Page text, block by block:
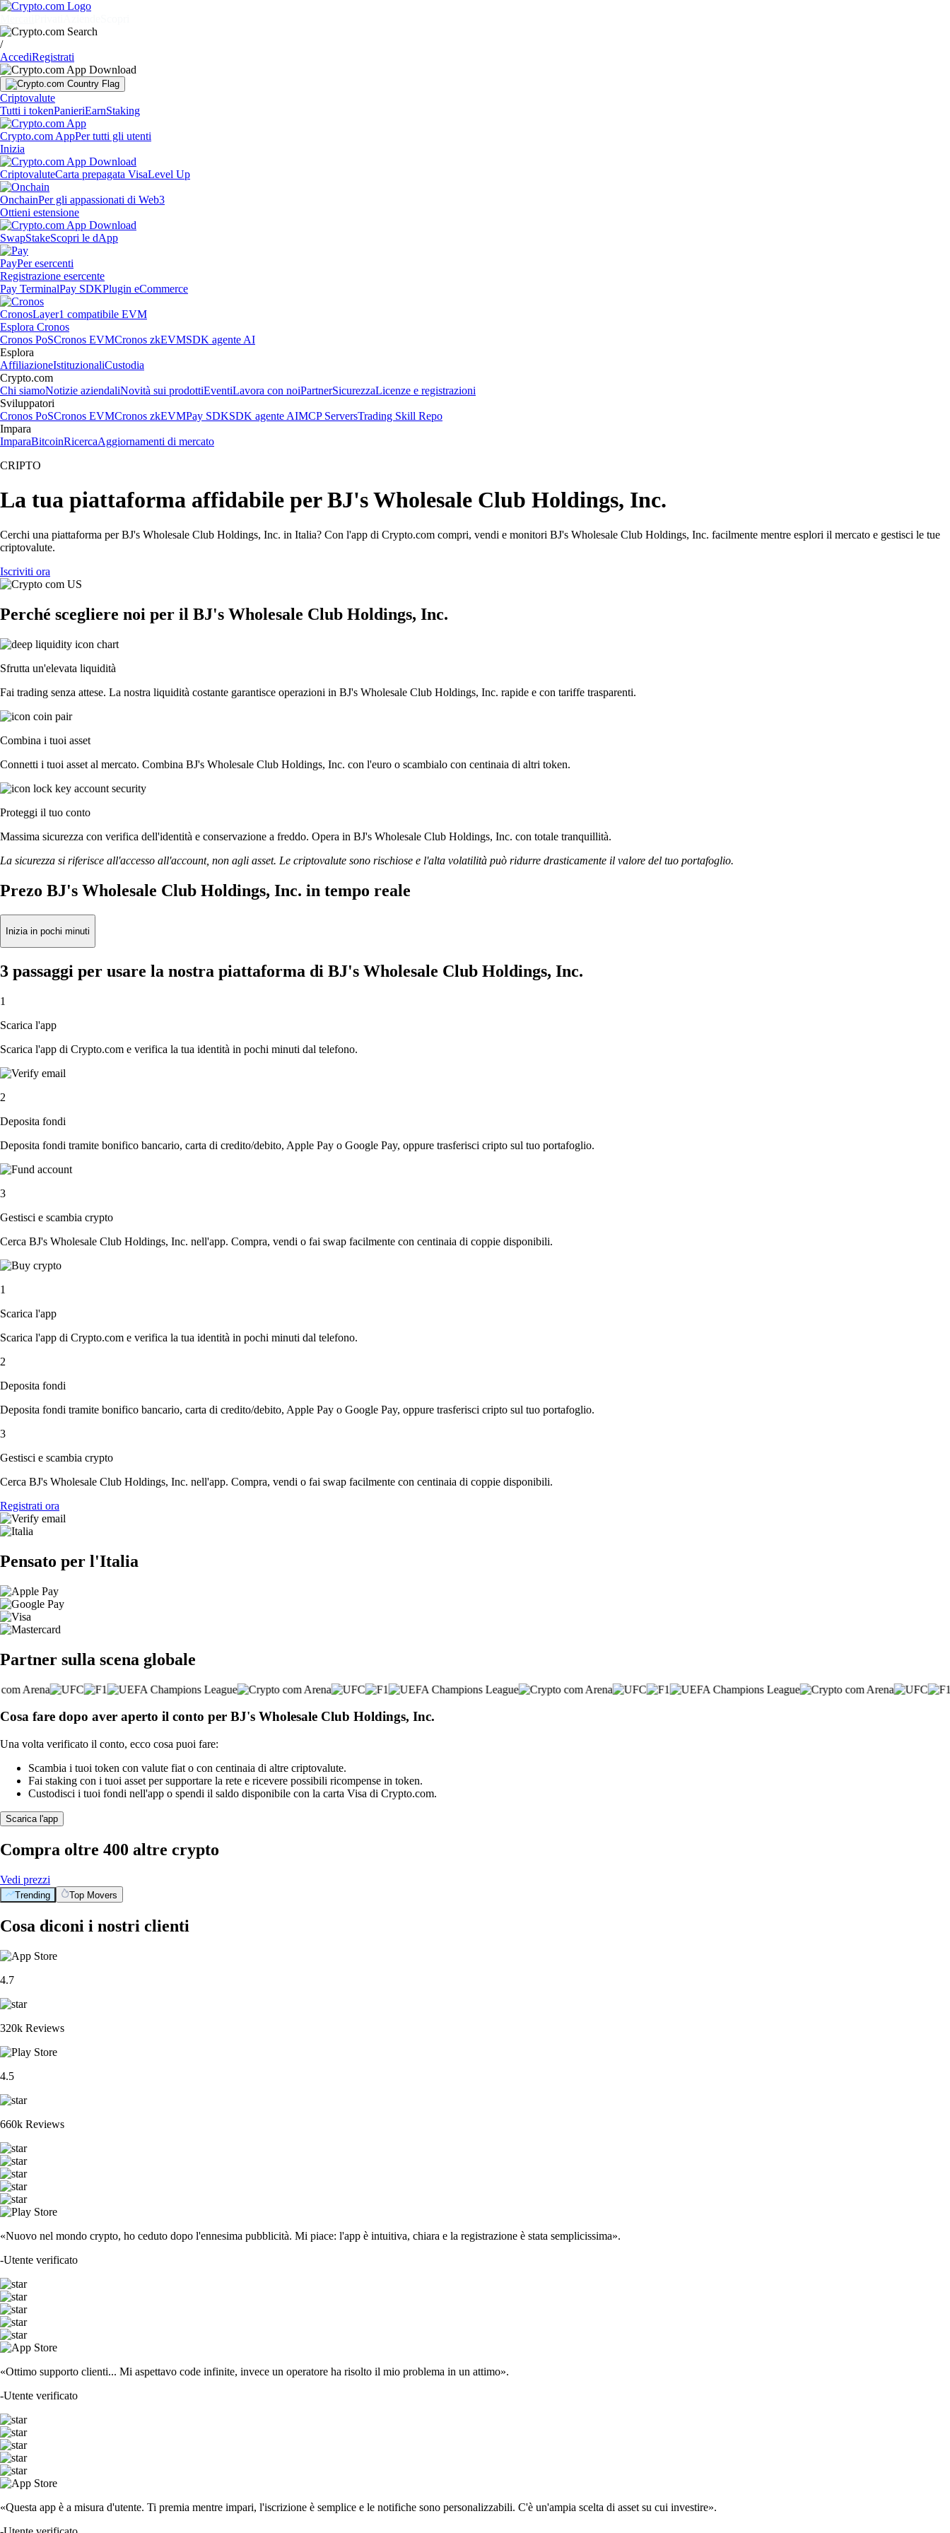
/
AccediRegistrati
Criptovalute
Tutti i tokenPanieriEarnStaking
Crypto.com AppPer tutti gli utenti
Inizia
CriptovaluteCarta prepagata VisaLevel Up
OnchainPer gli appassionati di Web3
Ottieni estensione
SwapStakeScopri le dApp
PayPer esercenti
Registrazione esercente
Pay TerminalPay SDKPlugin eCommerce
CronosLayer1 compatibile EVM
Esplora Cronos
Cronos PoSCronos EVMCronos zkEVMSDK agente AI
Esplora
AffiliazioneIstituzionaliCustodia
Crypto.com
Chi siamoNotizie aziendaliNovità sui prodottiEventiLavora con noiPartnerSicurezzaLicenze e registrazioni
Sviluppatori
Cronos PoSCronos EVMCronos zkEVMPay SDKSDK agente AIMCP ServersTrading Skill Repo
Impara
ImparaBitcoinRicercaAggiornamenti di mercato
CRIPTO
La tua piattaforma affidabile per BJ's Wholesale Club Holdings, Inc.
Cerchi una piattaforma per BJ's Wholesale Club Holdings, Inc. in Italia? Con l'app di Crypto.com compri, vendi e monitori BJ's Wholesale Club Holdings, Inc. facilmente mentre esplori il mercato e gestisci le tue
criptovalute.
Iscriviti ora
Perché scegliere noi per il BJ's Wholesale Club Holdings, Inc.
Sfrutta un'elevata liquidità
Fai trading senza attese. La nostra liquidità costante garantisce operazioni in BJ's Wholesale Club Holdings, Inc. rapide e con tariffe trasparenti.
Combina i tuoi asset
Connetti i tuoi asset al mercato. Combina BJ's Wholesale Club Holdings, Inc. con l'euro o scambialo con centinaia di altri token.
Proteggi il tuo conto
Massima sicurezza con verifica dell'identità e conservazione a freddo. Opera in BJ's Wholesale Club Holdings, Inc. con totale tranquillità.
La sicurezza si riferisce all'accesso all'account, non agli asset. Le criptovalute sono rischiose e l'alta volatilità può ridurre drasticamente il valore del tuo portafoglio.
Prezo BJ's Wholesale Club Holdings, Inc. in tempo reale
Inizia in pochi minuti
3 passaggi per usare la nostra piattaforma di BJ's Wholesale Club Holdings, Inc.
1
Scarica l'app
Scarica l'app di Crypto.com e verifica la tua identità in pochi minuti dal telefono.
2
Deposita fondi
Deposita fondi tramite bonifico bancario, carta di credito/debito, Apple Pay o Google Pay, oppure trasferisci cripto sul tuo portafoglio.
3
Gestisci e scambia crypto
Cerca BJ's Wholesale Club Holdings, Inc. nell'app. Compra, vendi o fai swap facilmente con centinaia di coppie disponibili.
1
Scarica l'app
Scarica l'app di Crypto.com e verifica la tua identità in pochi minuti dal telefono.
2
Deposita fondi
Deposita fondi tramite bonifico bancario, carta di credito/debito, Apple Pay o Google Pay, oppure trasferisci cripto sul tuo portafoglio.
3
Gestisci e scambia crypto
Cerca BJ's Wholesale Club Holdings, Inc. nell'app. Compra, vendi o fai swap facilmente con centinaia di coppie disponibili.
Registrati ora
Pensato per l'Italia
Partner sulla scena globale
Cosa fare dopo aver aperto il conto per BJ's Wholesale Club Holdings, Inc.
Una volta verificato il conto, ecco cosa puoi fare:
Scambia i tuoi token con valute fiat o con centinaia di altre criptovalute.
Fai staking con i tuoi asset per supportare la rete e ricevere possibili ricompense in token.
Custodisci i tuoi fondi nell'app o spendi il saldo disponibile con la carta Visa di Crypto.com.
Scarica l'app
Compra oltre 400 altre crypto
Vedi prezzi
Trending Top Movers
Cosa diconi i nostri clienti
4.7
320k Reviews
4.5
660k Reviews
«Nuovo nel mondo crypto, ho ceduto dopo l'ennesima pubblicità. Mi piace: l'app è intuitiva, chiara e la registrazione è stata semplicissima».
-Utente verificato
«Ottimo supporto clienti... Mi aspettavo code infinite, invece un operatore ha risolto il mio problema in un attimo».
-Utente verificato
«Questa app è a misura d'utente. Ti premia mentre impari, l'iscrizione è semplice e le notifiche sono personalizzabili. C'è un'ampia scelta di asset su cui investire».